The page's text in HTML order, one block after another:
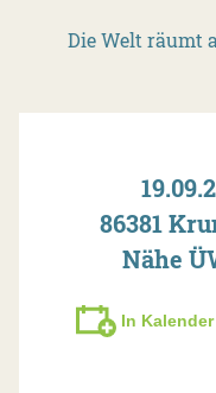
Die Welt räumt
86381
Nähe
In